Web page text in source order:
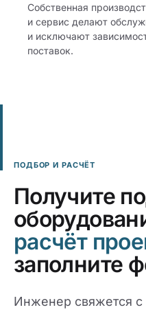
Собственная
и сервис делают
и исключают
поставок.
ПОДБОР И РАСЧЁТ
Получите
расчёт
заполните
Инженер свяжется с